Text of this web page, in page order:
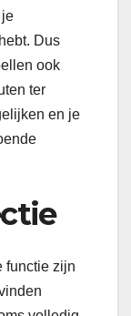
je
Dus
ook
ter
en je
functie zijn